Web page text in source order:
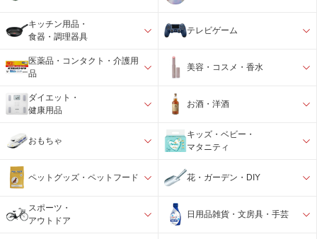
キッチン用品・
食器・調理器具
テレビゲーム
医薬品・コンタクト・介護用
品
美容・コスメ・香水
ダイエット・
健康用品
お酒・洋酒
おもちゃ
キッズ・ベビー・
マタニティ
ペットグッズ・ペットフード 花・ガーデン・DIY
スポーツ・
アウトドア
日用品雑貨・文房具・手芸